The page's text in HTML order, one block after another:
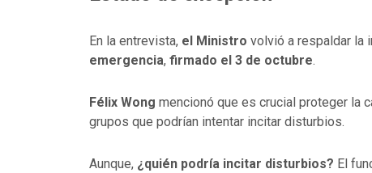
En la entrevista, el Ministro volvió a respaldar la
emergencia, firmado el 3 de octubre.
Félix Wong mencionó que es crucial proteger la
grupos que podrían intentar incitar disturbios.
Aunque,¿quién podría incitar disturbios? El